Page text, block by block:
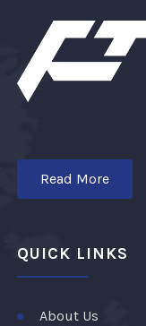
Read More
QUICK LINKS
About Us